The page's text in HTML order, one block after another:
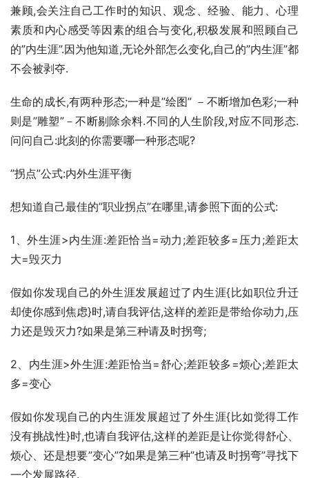
兼顾,会关注自己工作时的知识、观念、经验、能力、心理
素质和内心感受等因素的组合与变化,积极发展和照顾自己
的”内生涯”.因为他知道,无论外部怎么变化,自己的”内生涯”都
不会被剥夺.
生命的成长,有两种形态;一种是”绘图” －不断增加色彩;一种
则是”雕塑”－不断剔除余料.不同的人生阶段,对应不同形态.
问问自己:此刻的你需要哪一种形态呢?
”拐点”公式:内外生涯平衡
想知道自己最佳的”职业拐点”在哪里,请参照下面的公式:
1、外生涯>内生涯:差距恰当=动力;差距较多=压力;差距太
大=毁灭力
假如你发现自己的外生涯发展超过了内生涯{比如职位升迁
却使你感到焦虑}时,请自我评估,这样的差距是带给你动力,压
力还是毁灭力?如果是第三种请及时拐弯;
2、内生涯>外生涯:差距恰当=舒心;差距较多=烦心;差距太
多=变心
假如你发现自己的内生涯发展超过了外生涯{比如觉得工作
没有挑战性}时,也请自我评估,这样的差距是让你觉得舒心、
烦心、还是想要”变心”?如果是第三种”也请及时拐弯”寻找下
一个发展路径.